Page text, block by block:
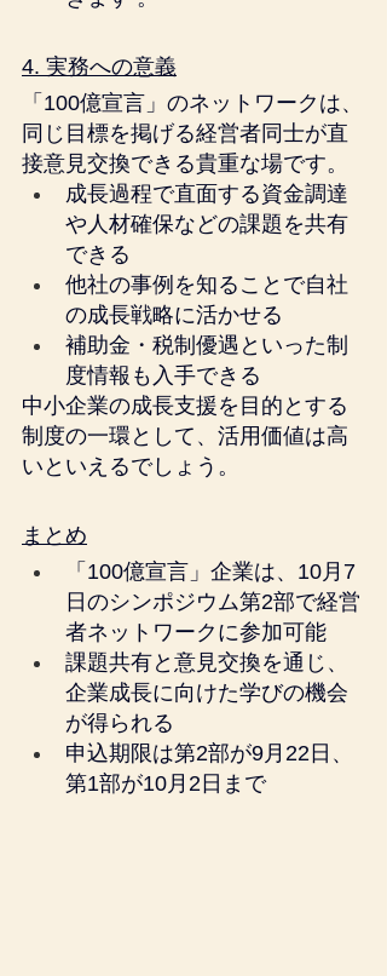
4. 実務への意義
「100億宣言」のネットワークは、
同じ目標を掲げる経営者同士が直
接意見交換できる貴重な場です。
成長過程で直面する資金調達
や人材確保などの課題を共有
できる
他社の事例を知ることで自社
の成長戦略に活かせる
補助金・税制優遇といった制
度情報も入手できる
中小企業の成長支援を目的とする
制度の一環として、活用価値は高
いといえるでしょう。
まとめ
「100億宣言」企業は、10月7
日のシンポジウム第2部で経営
者ネットワークに参加可能
課題共有と意見交換を通じ、
企業成長に向けた学びの機会
が得られる
申込期限は第2部が9月22日、
第1部が10月2日まで